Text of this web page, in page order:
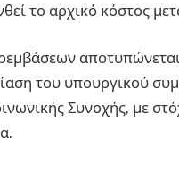
το αρχικό κόστος
του υπουργικού
Συνοχής, με